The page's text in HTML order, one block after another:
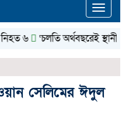
Toggle
‘চলতি অর্থবছরেই স্থানীয়
সেলিমের ঈদুল